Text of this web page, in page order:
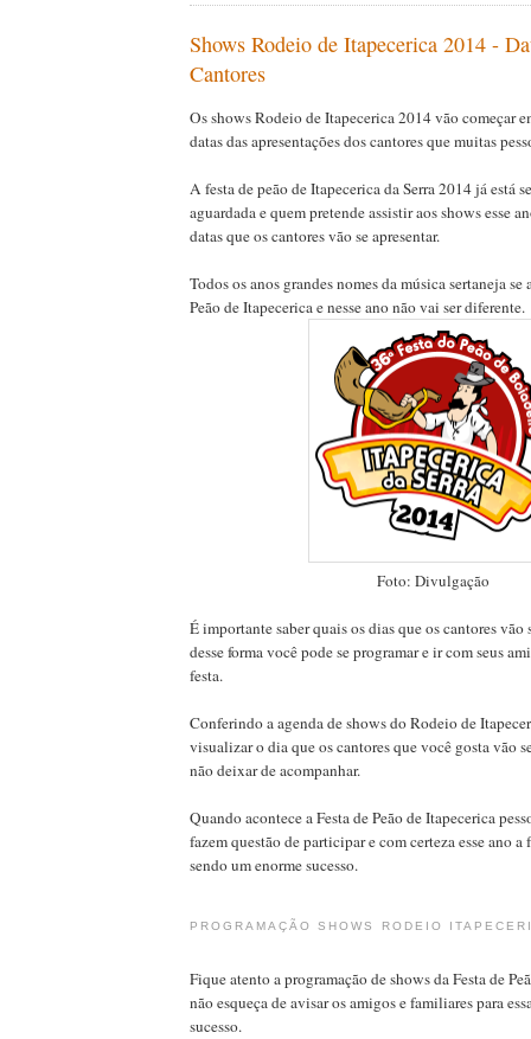
Shows Rodeio de Itapecerica 2014 -
Cantores
Os shows Rodeio de Itapecerica 2014 vão começar
datas das apresentações dos cantores que muitas
A festa de peão de Itapecerica da Serra 2014 já está
aguardada e quem pretende assistir aos shows esse
datas que os cantores vão se apresentar.
Todos os anos grandes nomes da música sertaneja se
Peão de Itapecerica e nesse ano não vai ser diferente.
Foto: Divulgação
É importante saber quais os dias que os cantores vão
desse forma você pode se programar e ir com seus
festa.
Conferindo a agenda de shows do Rodeio de
visualizar o dia que os cantores que você gosta vão
não deixar de acompanhar.
Quando acontece a Festa de Peão de Itapecerica
fazem questão de participar e com certeza esse ano
sendo um enorme sucesso.
PROGRAMAÇÃO SHOWS RODEIO
Fique atento a programação de shows da Festa de
não esqueça de avisar os amigos e familiares para
sucesso.